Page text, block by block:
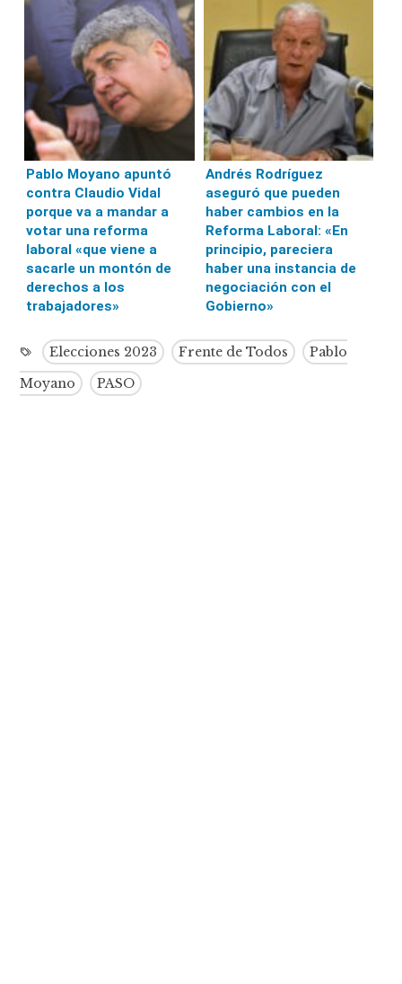
Pablo Moyano apuntó
contra Claudio Vidal
porque va a mandar a
votar una reforma
laboral «que viene a
sacarle un montón de
derechos a los
trabajadores»
Andrés Rodríguez
aseguró que pueden
haber cambios en la
Reforma Laboral: «En
principio, pareciera
haber una instancia de
negociación con el
Gobierno»
Elecciones 2023 Frente de Todos
Pablo
Moyano
PASO